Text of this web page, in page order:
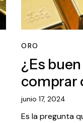
ORO
¿Es
comprar
junio 17, 2024
Es la pregunta